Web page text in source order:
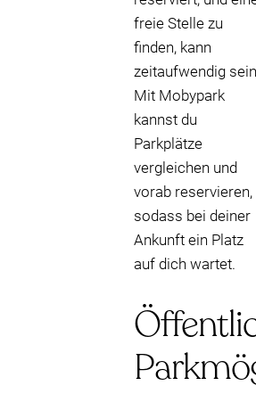
freie Stelle zu
finden, kann
zeitaufwendig
Mit Mobypark
kannst du
Parkplätze
vergleichen und
vorab reservieren,
sodass bei deiner
Ankunft ein Platz
auf dich wartet.